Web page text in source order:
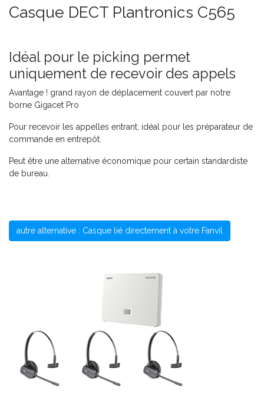
Casque DECT Plantronics C565
Idéal pour le picking permet
uniquement de recevoir des appels
Avantage ! grand rayon de déplacement couvert par notre
borne Gigacet Pro
Pour recevoir les appelles entrant, idéal pour les préparateur de
commande en entrepôt.
Peut être une alternative économique pour certain standardiste
de bureau.
autre alternative : Casque lié directement à votre Fanvil